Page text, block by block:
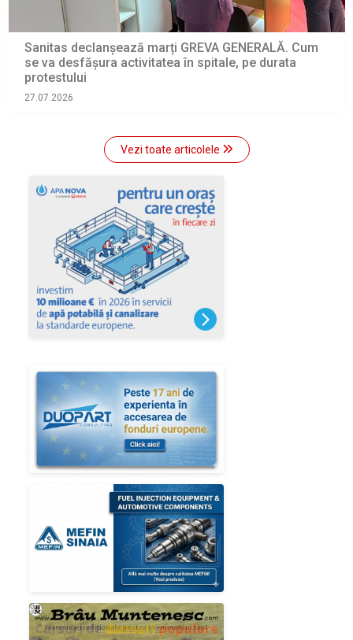
Sanitas declanșează marți GREVA GENERALĂ. Cum
se va desfășura activitatea în spitale, pe durata
protestului
27.07.2026
Vezi toate articolele